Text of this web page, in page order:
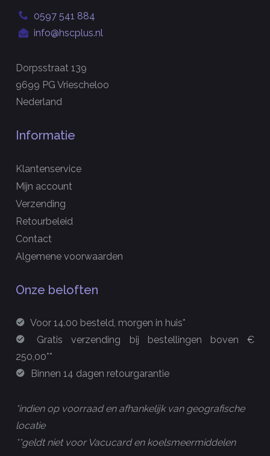
0597 541 884
info@hscplus.nl
Dorpsstraat 139
9699 PG Vriescheloo
Nederland
Informatie
Klantenservice
Mijn account
Verzending
Retourbeleid
Contact
Algemene voorwaarden
Onze beloften
Voor 14.00 besteld, morgen in huis*
Gratis verzending bij bestellingen boven €
250,00**
Binnen 14 dagen retourgarantie
*indien op voorraad en afhankelijk van geografische
locatie
**geldt niet voor Vacucard en koelsmeermiddelen